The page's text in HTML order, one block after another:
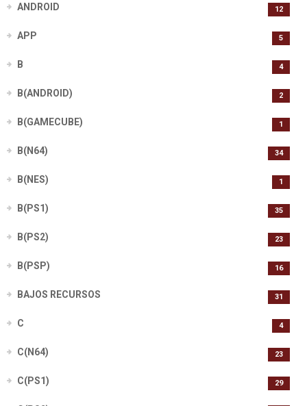
ANDROID 12
APP 5
B 4
B(ANDROID) 2
B(GAMECUBE) 1
B(N64) 34
B(NES) 1
B(PS1) 35
B(PS2) 23
B(PSP) 16
BAJOS RECURSOS 31
C 4
C(N64) 23
C(PS1) 29